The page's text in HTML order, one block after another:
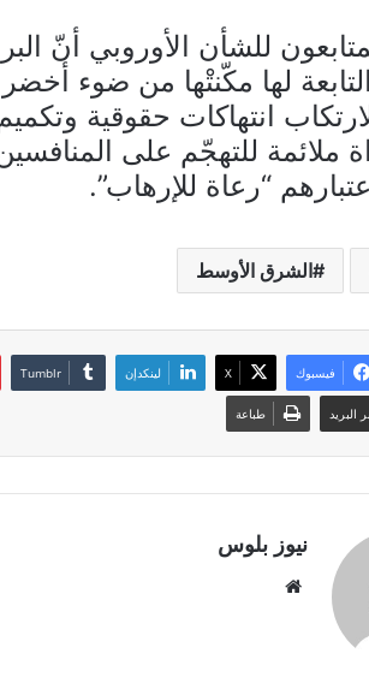
للشأن الأوروبي أنّ
لها مكّنتْها من ضوء
انتهاكات حقوقية
ملائمة للتهجّم على
“رعاة للإرهاب”.
الشرق الأوسط
فيسبوك X لينكدإن
البريد طباعة
نيوز بلوس